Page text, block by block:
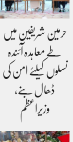
حرمین شریفین میں
طے معاہدہ آئندہ
نسلوں کیلئے امن کی
ڈھال بنے،
وزیراعظم